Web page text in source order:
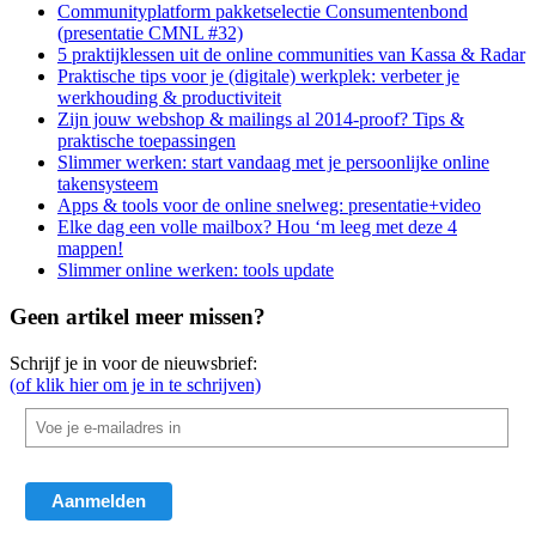
Communityplatform pakketselectie Consumentenbond
(presentatie CMNL #32)
5 praktijklessen uit de online communities van Kassa & Radar
Praktische tips voor je (digitale) werkplek: verbeter je
werkhouding & productiviteit
Zijn jouw webshop & mailings al 2014-proof? Tips &
praktische toepassingen
Slimmer werken: start vandaag met je persoonlijke online
takensysteem
Apps & tools voor de online snelweg: presentatie+video
Elke dag een volle mailbox? Hou ‘m leeg met deze 4
mappen!
Slimmer online werken: tools update
Geen artikel meer missen?
Schrijf je in voor de nieuwsbrief:
(of klik hier om je in te schrijven)